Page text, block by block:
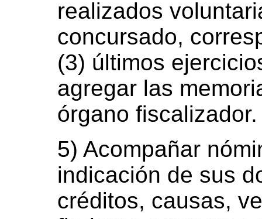
realizados
concursado,
(3) últimos
agregar las
órgano fiscalizador.
5) Acompañar
indicación de sus
créditos, causas,